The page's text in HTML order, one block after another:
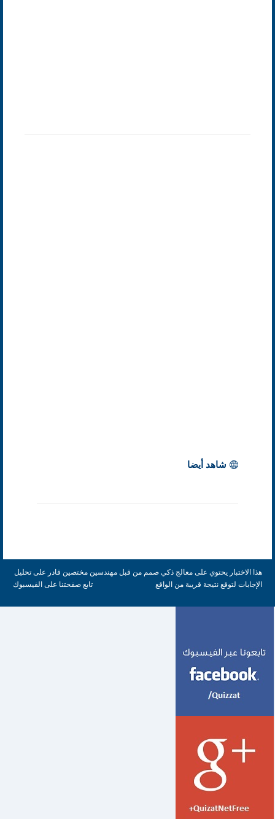
شاهد أيضا
هذا الاختبار يحتوي على معالج ذكي صمم من قبل مهندسين مختصين قادر على تحليل
الإجابات لتوقع نتيجة قريبة من الواقع
تابع صفحتنا على الفيسبوك